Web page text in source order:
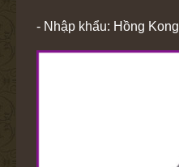
- Nhập khẩu: Hồng Kong